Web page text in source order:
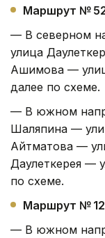
Маршрут №
— В северном
улица
Ашимова —
далее по схеме.
— В южном
Шаляпина —
Айтматова —
Даулеткерея —
по схеме.
Маршрут №
— В южном